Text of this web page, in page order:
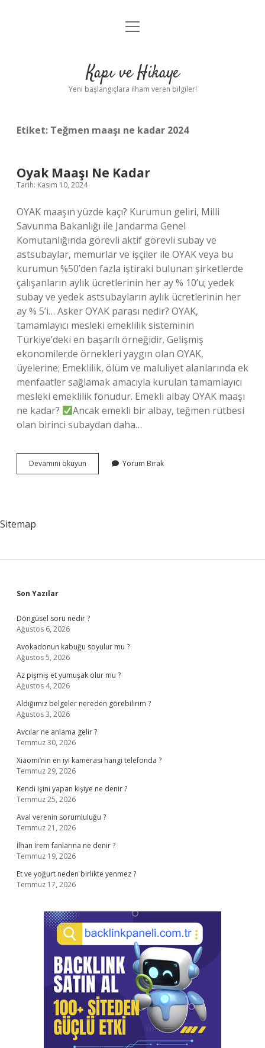
Anasayfa
Yasal Uyarı
menüyü
Kapı ve Hikaye
Yeni başlangıçlara ilham veren bilgiler!
Etiket: Teğmen maaşı ne kadar 2024
Oyak Maaşı Ne Kadar
Tarih: Kasım 10, 2024
OYAK maaşın yüzde kaçı? Kurumun geliri, Milli
Savunma Bakanlığı ile Jandarma Genel
Komutanlığında görevli aktif görevli subay ve
astsubaylar, memurlar ve işçiler ile OYAK veya bu
kurumun %50’den fazla iştiraki bulunan şirketlerde
çalışanların aylık ücretlerinin her ay % 10’u; yedek
subay ve yedek astsubayların aylık ücretlerinin her
ay % 5’i… Asker OYAK parası nedir? OYAK,
tamamlayıcı mesleki emeklilik sisteminin
Türkiye’deki en başarılı örneğidir. Gelişmiş
ekonomilerde örnekleri yaygın olan OYAK,
üyelerine; Emeklilik, ölüm ve maluliyet alanlarında ek
menfaatler sağlamak amacıyla kurulan tamamlayıcı
mesleki emeklilik fonudur. Emekli albay OYAK maaşı
ne kadar?
Ancak emekli bir albay, teğmen rütbesi
olan birinci subaydan daha…
Devamını okuyun
Maaşı
Yorum Bırak
Sitemap
Sidebar
Son Yazılar
Döngüsel soru nedir ?
Ağustos 6, 2026
Avokadonun kabuğu soyulur mu ?
Ağustos 5, 2026
Az pişmiş et yumuşak olur mu ?
Ağustos 4, 2026
Aldığımız belgeler nereden görebilirim ?
Ağustos 3, 2026
Avcılar ne anlama gelir ?
Temmuz 30, 2026
Xiaomi’nin en iyi kamerası hangi telefonda ?
Temmuz 29, 2026
Kendi işini yapan kişiye ne denir ?
Temmuz 25, 2026
Aval verenin sorumluluğu ?
Temmuz 21, 2026
İlhan İrem fanlarına ne denir ?
Temmuz 19, 2026
Et ve yoğurt neden birlikte yenmez ?
Temmuz 17, 2026